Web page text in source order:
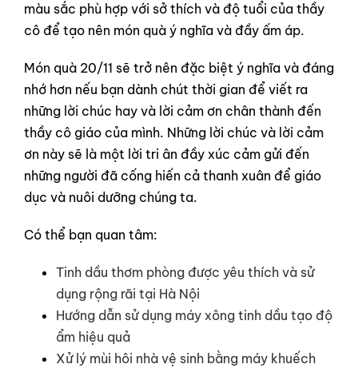
màu sắc phù hợp với sở thích và độ tuổi của thầy
cô để tạo nên món quà ý nghĩa và đầy ấm áp.
Món quà 20/11 sẽ trở nên đặc biệt ý nghĩa và đáng
nhớ hơn nếu bạn dành chút thời gian để viết ra
những lời chúc hay và lời cảm ơn chân thành đến
thầy cô giáo của mình. Những lời chúc và lời cảm
ơn này sẽ là một lời tri ân đầy xúc cảm gửi đến
những người đã cống hiến cả thanh xuân để giáo
dục và nuôi dưỡng chúng ta.
Có thể bạn quan tâm:
Tinh dầu thơm phòng được yêu thích và sử
dụng rộng rãi tại Hà Nội
Hướng dẫn sử dụng máy xông tinh dầu tạo độ
ẩm hiệu quả
Xử lý mùi hôi nhà vệ sinh bằng máy khuếch